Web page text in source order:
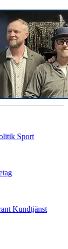
Sport
Kundtjänst